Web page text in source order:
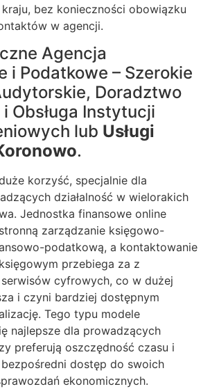
bez konieczności obowiązku
w agencji.
Agencja
i Podatkowe – Szerokie
Doradztwo
Obsługa Instytucji
lub Usługi
.
korzyść, specjalnie dla
działalność w wielorakich
Jednostka finansowe online
zarządzanie księgowo-
podatkową, a kontaktowanie
przebiega za z
cyfrowych, co w dużej
i czyni bardziej dostępnym
Tego typu modele
najlepsze dla prowadzących
preferują oszczędność czasu i
dostęp do swoich
ekonomicznych.